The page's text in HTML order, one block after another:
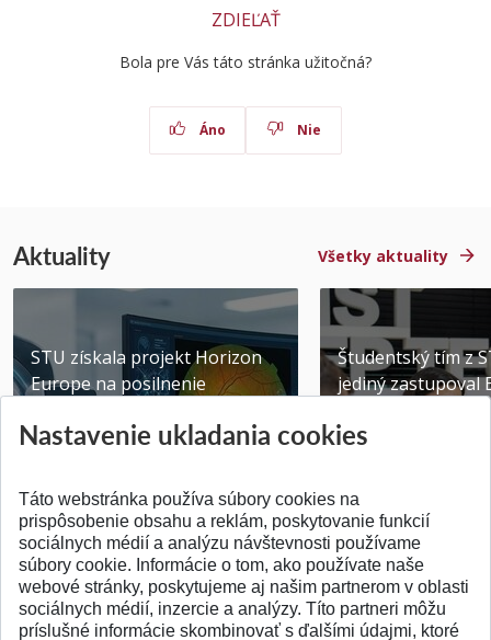
ZDIEĽAŤ
Bola pre Vás táto stránka užitočná?
Áno Nie
Aktuality Všetky aktuality
STU získala projekt Horizon
Europe na posilnenie
Publikované 31.07.2026
Študentský tím z
jediný zastupoval
Publikované
SPÄŤ NA VRCH
Nastavenie ukladania cookies
Táto webstránka používa súbory cookies na
prispôsobenie obsahu a reklám, poskytovanie funkcií
sociálnych médií a analýzu návštevnosti používame
súbory cookie. Informácie o tom, ako používate naše
webové stránky, poskytujeme aj našim partnerom v oblasti
sociálnych médií, inzercie a analýzy. Títo partneri môžu
príslušné informácie skombinovať s ďalšími údajmi, ktoré